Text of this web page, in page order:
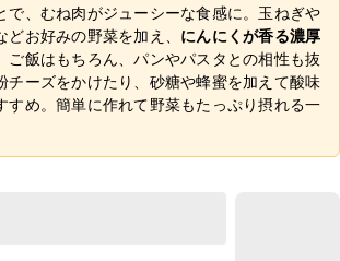
で、むね肉がジューシーな食感に。玉ねぎや
お好みの野菜を加え、 にんにくが香る濃厚
ご飯はもちろん、パンやパスタとの相性も抜
チーズをかけたり、砂糖や蜂蜜を加えて酸味
すめ。簡単に作れて野菜もたっぷり摂れる一